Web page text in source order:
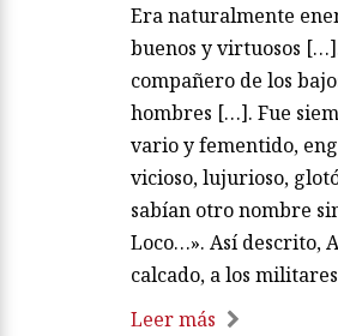
Era naturalmente
buenos y virtuosos
compañero de los
hombres […]. Fue
vario y fementido,
vicioso, lujurioso,
sabían otro nombre
Loco…». Así descrito,
calcado, a los
Leer más